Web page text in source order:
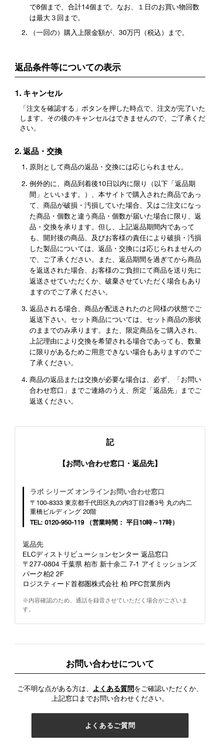
で8個まで、合計14個まで。なお、１日のお買い物回数
は最大３回まで。
（一回の）購入上限金額が、30万円（税込）まで。
返品条件等についての表示
1. キャンセル
「注文を確認する」ボタンを押した時点で、注文が完了いた
します。その後のキャンセルはできませんので、ご了承くだ
さい。
2. 返品・交換
原則として商品の返品・交換には応じられません。
例外的に、商品到着後10日以内に限り（以下「返品期
間」といいます。）、本サイトで購入された商品であっ
て、商品が破損・汚損していた場合、又はご注文になっ
た商品・個数と違う商品・個数が届いた場合に限り、返
品・交換を承ります。但し、上記返品期間内であって
も、開封後の商品、及びお客様の責任により破損・汚損
した製品については、返品・交換には応じられませんの
で、ご了承ください。また、返品期間を過ぎてから商品
を返送された場合、お客様のご負担にて商品を送り先に
返送させていただくか、破棄させていただく場合もあり
ますのでご了承ください。
返品される場合、商品が配送されたのと同様の状態でご
返送下さい。セット商品については、セット商品の形状
のままでのみ承ります。また、限定商品をご購入され、
上記理由により交換を希望される場合であっても、数量
に限りがあるためご用意できない場合もありますのでご
了承ください。
商品の返品または交換が必要な場合は、必ず、「お問い
合わせ窓口」までご連絡のうえ、所定「返品先」までご
返送ください。
記
【お問い合わせ窓口・返品先】
ラボ シリーズ オンラインお問い合わせ窓口
〒100-8333 東京都千代田区丸の内3丁目2番3号 丸の内二
重橋ビルディング 20階
TEL: 0120-950-119 （営業時間： 平日10時～17時）
返品先
ELCディストリビューションセンター 返品窓口
〒277-0804 千葉県 柏市 新十余二 7-1 アイミッションズ
パーク柏2 2F
ロジスティード首都圏株式会社 柏 PFC営業所内
※内容確認のため、通話を録音させていただく場合がございま
す。
お問い合わせについて
ご不明な点がある方は、 よくある質問をご確認いただくか、
上記窓口までお問い合わせください。
よくあるご質問